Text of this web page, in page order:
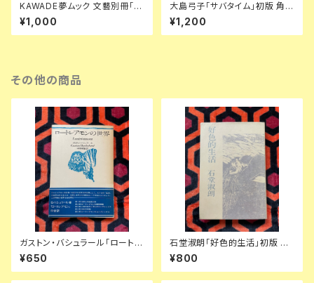
KAWADE夢ムック 文藝別冊「総
特集:赤塚不二夫 追悼」初版 タ
モリ 山下洋輔 細野晴臣 足立正
生 石野卓球 深沢七郎
¥1,000
大島弓子「サバタイム」初版 角川
書店 ヤングロゼ
¥1,200
その他の商品
ガストン・バシュラール「ロートレ
アモンの世界」平井照敏訳 初版
帯付き 装幀:米村隆 思潮社
¥650
石堂淑朗「好色的生活」初版 装
幀:司修 講談社
¥800